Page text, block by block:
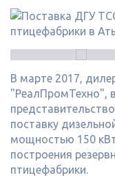
В марте 2017,
"РеалПромТехно",
поставку
мощностью 150
построения
птицефабрики.